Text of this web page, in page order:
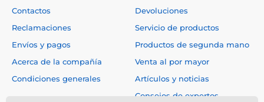
Contactos
Reclamaciones
Envíos y pagos
Acerca de la compañía
Condiciones generales
Devoluciones
Servicio de productos
Productos de segunda mano
Venta al por mayor
Artículos y noticias
Consejos de expertos